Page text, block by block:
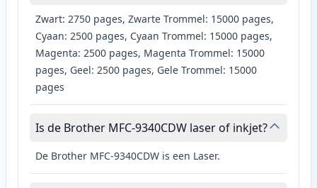
Zwart: 2750 pages, Zwarte Trommel: 15000 pages,
Cyaan: 2500 pages, Cyaan Trommel: 15000 pages,
Magenta: 2500 pages, Magenta Trommel: 15000
pages, Geel: 2500 pages, Gele Trommel: 15000
pages
Is de Brother MFC-9340CDW laser of inkjet?
De Brother MFC-9340CDW is een Laser.